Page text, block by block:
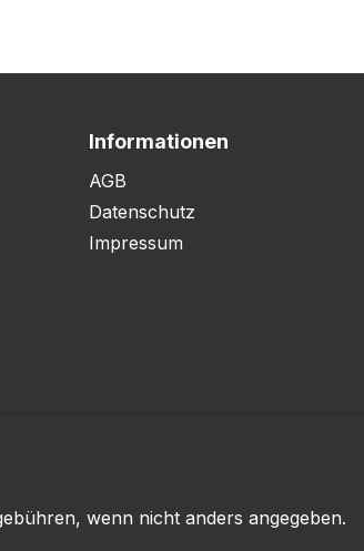
Informationen
AGB
Datenschutz
Impressum
wenn nicht anders angegeben.